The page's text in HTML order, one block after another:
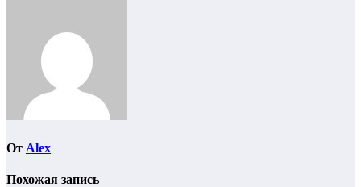
От Alex
Похожая запись